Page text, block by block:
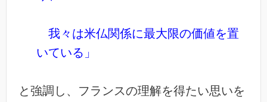
我々は米仏関係に最大限の価値を置
いている」
と強調し、フランスの理解を得たい思いを